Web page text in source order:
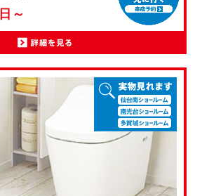
日～